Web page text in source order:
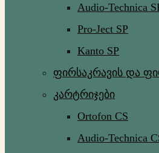
Audio-Technica
Pro-Ject SP
Kanto SP
ფირსაკრავის და
კარტრიჯები
Ortofon CS
Audio-Technica